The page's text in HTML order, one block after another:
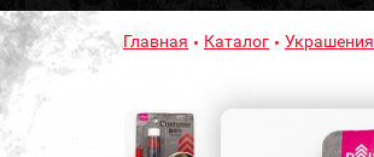
Главная Каталог Украшения